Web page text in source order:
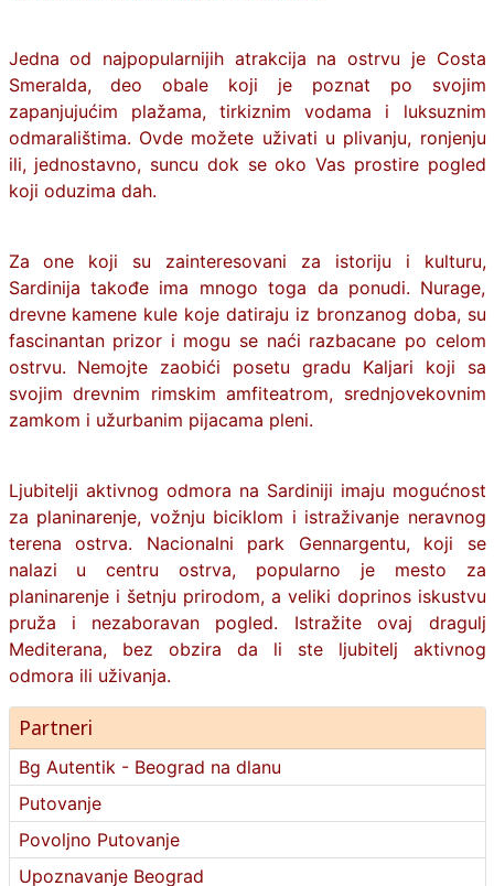
Jedna od najpopularnijih atrakcija na ostrvu je Costa
Smeralda, deo obale koji je poznat po svojim
zapanjujućim plažama, tirkiznim vodama i luksuznim
odmaralištima. Ovde možete uživati u plivanju, ronjenju
ili, jednostavno, suncu dok se oko Vas prostire pogled
koji oduzima dah.
Za one koji su zainteresovani za istoriju i kulturu,
Sardinija takođe ima mnogo toga da ponudi. Nurage,
drevne kamene kule koje datiraju iz bronzanog doba, su
fascinantan prizor i mogu se naći razbacane po celom
ostrvu. Nemojte zaobići posetu gradu Kaljari koji sa
svojim drevnim rimskim amfiteatrom, srednjovekovnim
zamkom i užurbanim pijacama pleni.
Ljubitelji aktivnog odmora na Sardiniji imaju mogućnost
za planinarenje, vožnju biciklom i istraživanje neravnog
terena ostrva. Nacionalni park Gennargentu, koji se
nalazi u centru ostrva, popularno je mesto za
planinarenje i šetnju prirodom, a veliki doprinos iskustvu
pruža i nezaboravan pogled. Istražite ovaj dragulj
Mediterana, bez obzira da li ste ljubitelj aktivnog
odmora ili uživanja.
Partneri
Bg Autentik - Beograd na dlanu
Putovanje
Povoljno Putovanje
Upoznavanje Beograd